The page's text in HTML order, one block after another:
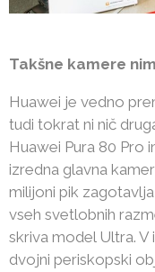
Takšne kamere
Huawei je vedno
tudi tokrat ni nič
Huawei Pura 80 Pro
izredna glavna
milijoni pik
vseh svetlobnih
skriva model Ultra. V
dvojni periskopski